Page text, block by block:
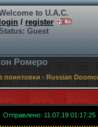
to U.A.C.
login / register
Guest
Ромеро
поинтовки - Russian
Отправлено: 11.07.19 01:17:25